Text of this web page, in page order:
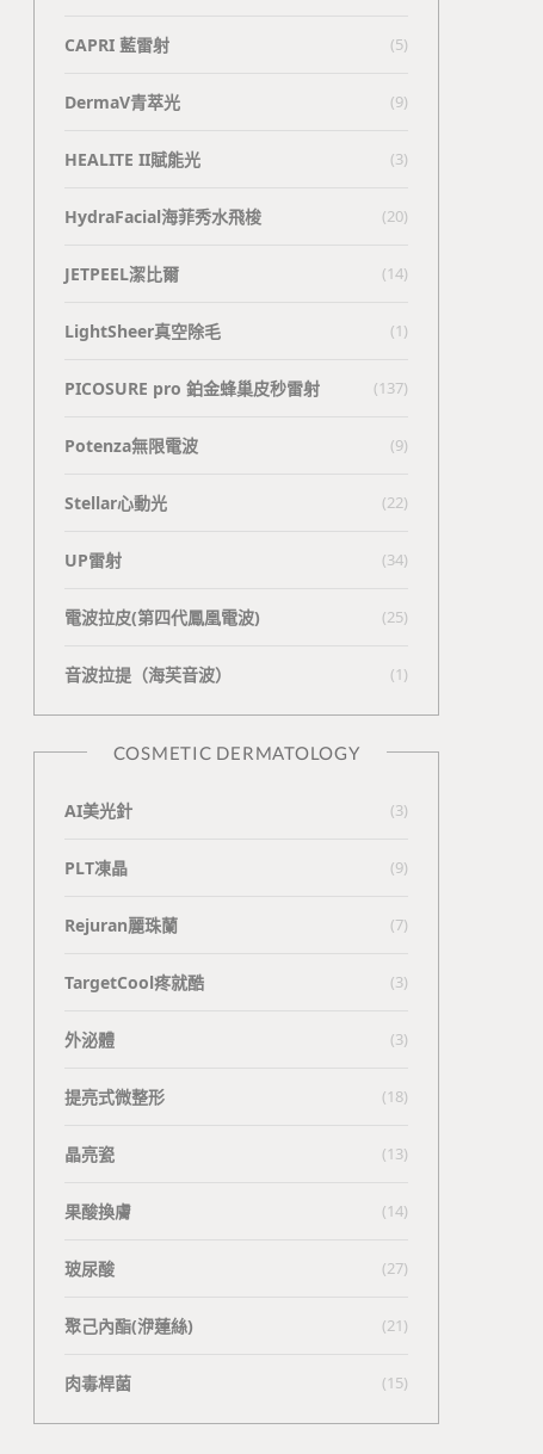
CAPRI 藍雷射 (5)
DermaV青萃光 (9)
HEALITE II賦能光 (3)
HydraFacial海菲秀水飛梭 (20)
JETPEEL潔比爾 (14)
LightSheer真空除毛 (1)
PICOSURE pro 鉑金蜂巢皮秒雷射 (137)
Potenza無限電波 (9)
Stellar心動光 (22)
UP雷射 (34)
電波拉皮(第四代鳳凰電波) (25)
⾳波拉提（海芙⾳波） (1)
COSMETIC DERMATOLOGY
AI美光針 (3)
PLT凍晶 (9)
Rejuran麗珠蘭 (7)
TargetCool疼就酷 (3)
外泌體 (3)
提亮式微整形 (18)
晶亮瓷 (13)
果酸換膚 (14)
玻尿酸 (27)
聚己內酯(洢蓮絲) (21)
肉毒桿菌 (15)